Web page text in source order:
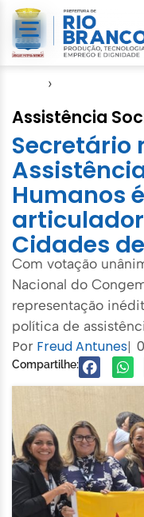
›
Assistência
Secretário
Humanos
Cidades
Com votação
Nacional do
representação
política de
Por Freud Antunes|
Compartilhe: